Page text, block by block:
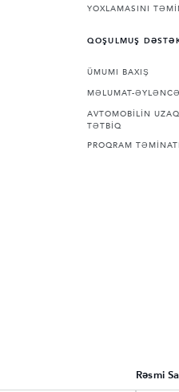
YOXLAMASINI
QOŞULMUŞ
ÜMUMI BAXIŞ
MƏLUMAT-
AVTOMOBİLİN
TƏTBİQ
PROQRAM
Rəsmi